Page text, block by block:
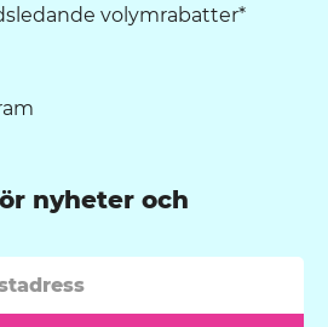
volymrabatter*